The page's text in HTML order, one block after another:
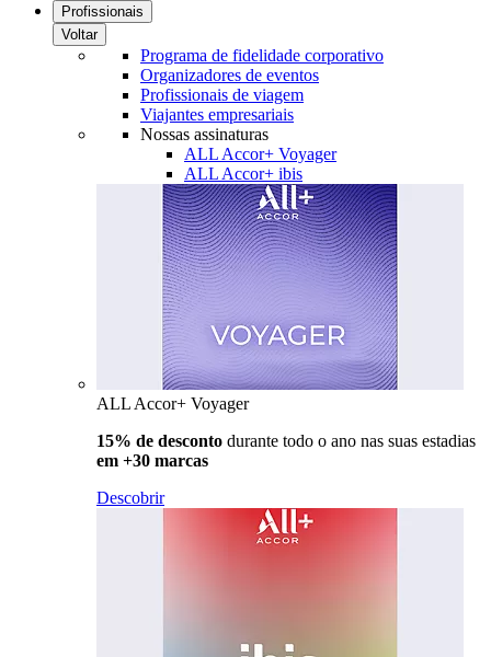
Profissionais
Voltar
Programa de fidelidade corporativo
Organizadores de eventos
Profissionais de viagem
Viajantes empresariais
Nossas assinaturas
ALL Accor+ Voyager
ALL Accor+ ibis
ALL Accor+ Voyager
15% de desconto durante todo o ano nas suas estadias
em +30 marcas
Descobrir